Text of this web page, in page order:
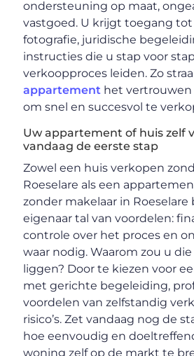
ondersteuning op maat,
vastgoed. U krijgt toegang tot
fotografie, juridische
instructies die u stap voor
verkoopproces leiden. Zo
appartement het
om snel en succesvol te
Uw appartement of huis zelf
vandaag de eerste stap
Zowel een huis verkopen
Roeselare als een
zonder makelaar in Roeselare
eigenaar tal van voordelen:
controle over het proces en
waar nodig. Waarom zou u
liggen? Door te kiezen voor
met gerichte begeleiding,
voordelen van zelfstandig
risico’s. Zet vandaag nog de
hoe eenvoudig en
woning zelf op de markt te